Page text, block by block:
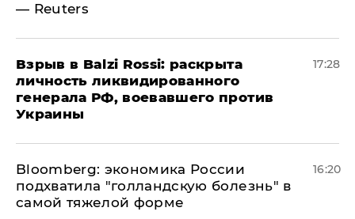
— Reuters
​Взрыв в Balzi Rossi: раскрыта
личность ликвидированного
генерала РФ, воевавшего против
Украины
17:28
Bloomberg: экономика России
подхватила "голландскую болезнь" в
самой тяжелой форме
16:20